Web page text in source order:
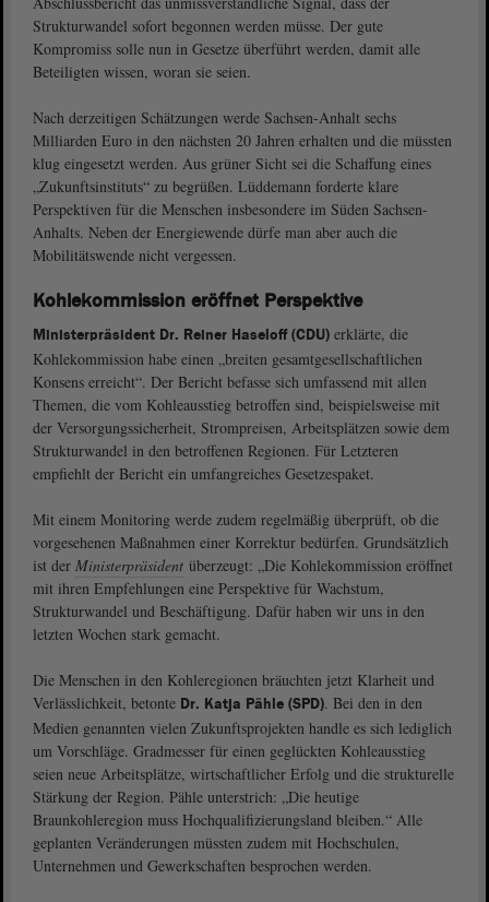
Strukturwandel sofort begonnen werden müsse. Der gute
Kompromiss solle nun in Gesetze überführt werden, damit alle
Beteiligten wissen, woran sie seien.
Nach derzeitigen Schätzungen werde Sachsen-Anhalt sechs
Milliarden Euro in den nächsten 20 Jahren erhalten und die müssten
klug eingesetzt werden. Aus grüner Sicht sei die Schaffung eines
„Zukunftsinstituts“ zu begrüßen. Lüddemann forderte klare
Perspektiven für die Menschen insbesondere im Süden Sachsen-
Anhalts. Neben der Energiewende dürfe man aber auch die
Mobilitätswende nicht vergessen.
Kohlekommission eröffnet Perspektive
Ministerpräsident Dr. Reiner Haseloff (CDU) erklärte, die
Kohlekommission habe einen „breiten gesamtgesellschaftlichen
Konsens erreicht“. Der Bericht befasse sich umfassend mit allen
Themen, die vom Kohleausstieg betroffen sind, beispielsweise mit
der Versorgungssicherheit, Strompreisen, Arbeitsplätzen sowie dem
Strukturwandel in den betroffenen Regionen. Für Letzteren
empfiehlt der Bericht ein umfangreiches Gesetzespaket.
Mit einem Monitoring werde zudem regelmäßig überprüft, ob die
vorgesehenen Maßnahmen einer Korrektur bedürfen. Grundsätzlich
ist der Ministerpräsident überzeugt: „Die Kohlekommission eröffnet
mit ihren Empfehlungen eine Perspektive für Wachstum,
Strukturwandel und Beschäftigung. Dafür haben wir uns in den
letzten Wochen stark gemacht.
Die Menschen in den Kohleregionen bräuchten jetzt Klarheit und
Verlässlichkeit, betonte Dr. Katja Pähle (SPD). Bei den in den
Medien genannten vielen Zukunftsprojekten handle es sich lediglich
um Vorschläge. Gradmesser für einen geglückten Kohleausstieg
seien neue Arbeitsplätze, wirtschaftlicher Erfolg und die strukturelle
Stärkung der Region. Pähle unterstrich: „Die heutige
Braunkohleregion muss Hochqualifizierungsland bleiben.“ Alle
geplanten Veränderungen müssten zudem mit Hochschulen,
Unternehmen und Gewerkschaften besprochen werden.